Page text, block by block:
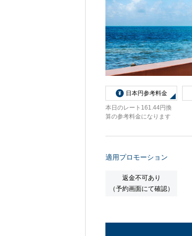
船内へようこそ
パンフレット
日本円参考料金
本日のレート161.44円換
算の参考料金になります
適用プロモーション
返金不可あり
（予約画面にて確認）